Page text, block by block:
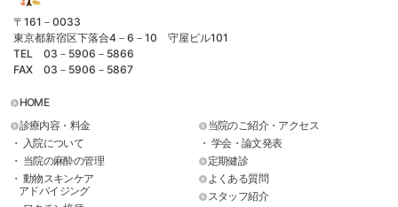
〒161－0033
東京都新宿区下落合4－6－10 守屋ビル101
TEL 03－5906－5866
FAX 03－5906－5867
HOME
診療内容・料金
・ 入院について
・ 当院の麻酔の管理
・ 動物スキンケア
アドバイジング
当院のご紹介・アクセス
・ 学会・論文発表
定期健診
よくある質問
スタッフ紹介